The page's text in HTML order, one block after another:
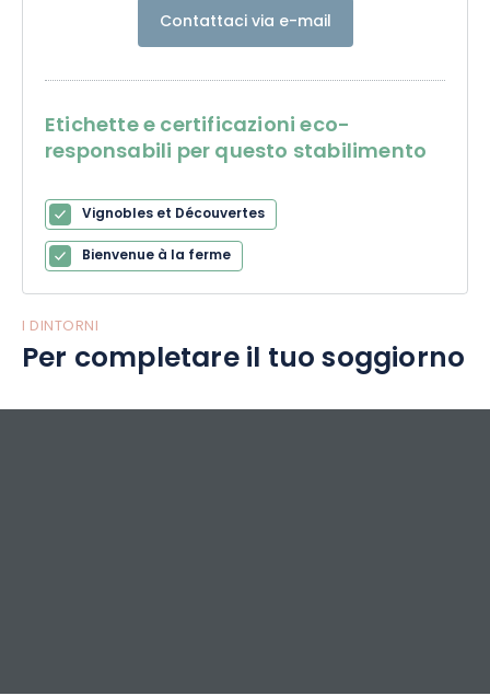
Contattaci via e-mail
Etichette e certificazioni eco-
responsabili per questo stabilimento
Vignobles et Découvertes
Bienvenue à la ferme
I DINTORNI
Per completare il tuo soggiorno